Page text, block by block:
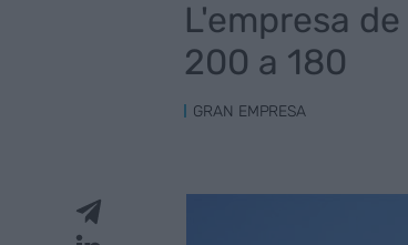
L'empresa
200 a 180
GRAN EMPRESA